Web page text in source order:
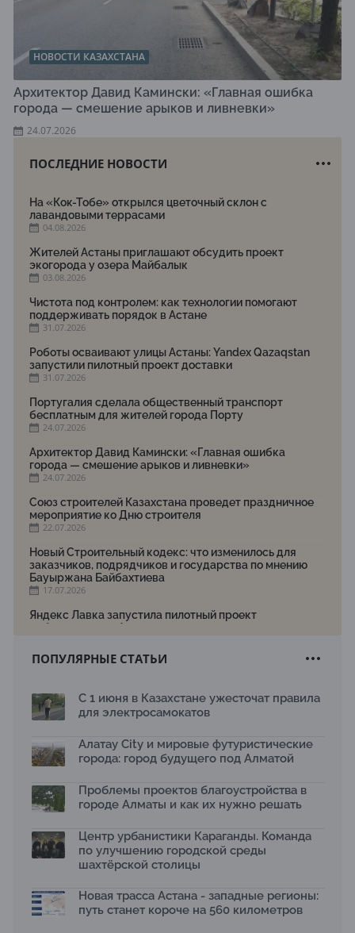
НОВОСТИ КАЗАХСТАНА
Архитектор Давид Камински: «Главная ошибка
города — смешение арыков и ливневки»
24.07.2026
ПОСЛЕДНИЕ НОВОСТИ
На «Кок-Тобе» открылся цветочный склон с
лавандовыми террасами
04.08.2026
Жителей Астаны приглашают обсудить проект
экогорода у озера Майбалык
03.08.2026
Чистота под контролем: как технологии помогают
поддерживать порядок в Астане
31.07.2026
Роботы осваивают улицы Астаны: Yandex Qazaqstan
запустили пилотный проект доставки
31.07.2026
Португалия сделала общественный транспорт
бесплатным для жителей города Порту
24.07.2026
Архитектор Давид Камински: «Главная ошибка
города — смешение арыков и ливневки»
24.07.2026
Союз строителей Казахстана проведет праздничное
мероприятие ко Дню строителя
22.07.2026
Новый Строительный кодекс: что изменилось для
заказчиков, подрядчиков и государства по мнению
Бауыржана Байбахтиева
17.07.2026
Яндекс Лавка запустила пилотный проект
рободоставки в Астане
Архитектурная премия SÄULE ARCHITEKTURPREIS
Первый Дом правительства Алматы станет главной
13.07.2026
В столичном детсаду подвели итоги акции «Таза
отходам
08.07.2026
общественных пространств
06.07.2026
температуру и здоровье людей
03.07.2026
ПОПУЛЯРНЫЕ СТАТЬИ
С 1 июня в Казахстане ужесточат правила
для электросамокатов
Алатау City и мировые футуристические
города: город будущего под Алматой
Проблемы проектов благоустройства в
городе Алматы и как их нужно решать
Центр урбанистики Караганды. Команда
по улучшению городской среды
шахтёрской столицы
Новая трасса Астана - западные регионы:
путь станет короче на 560 километров